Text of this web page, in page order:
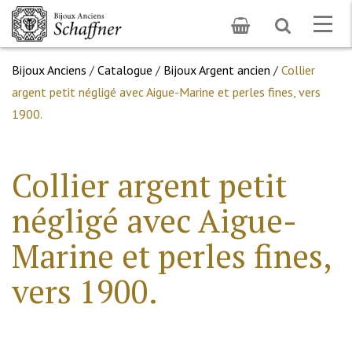
Toggle
search
Bijoux Anciens / Catalogue / Bijoux Argent ancien / Collier
argent petit négligé avec Aigue-Marine et perles fines, vers
1900.
Collier argent petit
négligé avec Aigue-
Marine et perles fines,
vers 1900.